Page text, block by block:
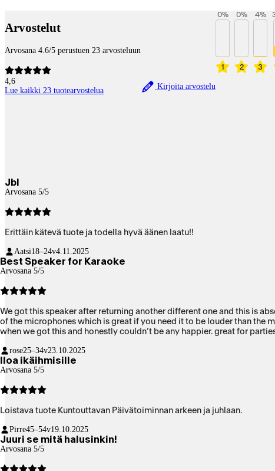
Arvostelut
Arvosana 4.6/5 perustuen 23 arvosteluun
4,6
Lue kaikki 23 tuotearvostelua
Kirjoita arvostelu
1
0%
2
0%
3
4%
Jbl
Arvosana 5/5
Erittäin kätevä tuote ja todella hyvä äänen laatu!!
Aatsi18–24v4.11.2025
Best Speaker for Karaoke
Arvosana 5/5
We got this speaker after returning another different one and this is
of the microphones which is great if you need it to be louder than the
when we got this and honestly couldn’t be any happier. great for
rose25–34v23.10.2025
Iloa ikäihmisille
Arvosana 5/5
Loistava tuote Kuntouttavan Päivätoiminnan arkeen ja juhlaan.
Pirre45–54v19.10.2025
Juuri se mitä halusinkin!
Arvosana 5/5